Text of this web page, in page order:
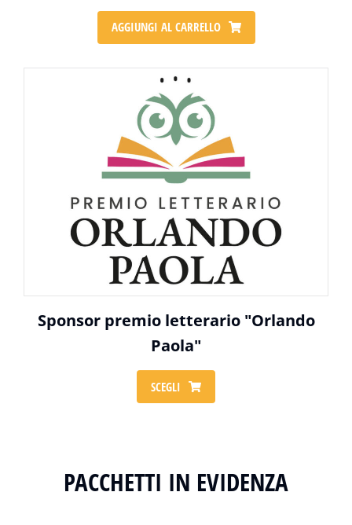
AGGIUNGI AL CARRELLO
Sponsor premio letterario "Orlando
Paola"
SCEGLI
PACCHETTI IN EVIDENZA